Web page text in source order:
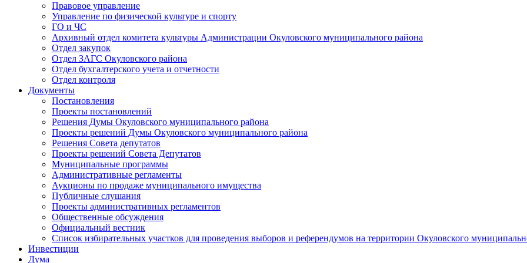
Правовое управление
Управление по физической культуре и спорту
ГО и ЧС
Архивный отдел комитета культуры Администрации Окуловского муниципального района
Отдел закупок
Отдел ЗАГС Окуловского района
Отдел бухгалтерского учета и отчетности
Отдел контроля
Документы
Постановления
Проекты постановлений
Решения Думы Окуловского муниципального района
Проекты решений Думы Окуловского муниципального района
Решения Совета депутатов
Проекты решений Совета Депутатов
Муниципальные программы
Административные регламенты
Аукционы по продаже муниципального имущества
Публичные слушания
Проекты административных регламентов
Общественные обсуждения
Официальный вестник
Список избирательных участков для проведения выборов и референдумов на территории Окуловского
Инвестиции
Дума